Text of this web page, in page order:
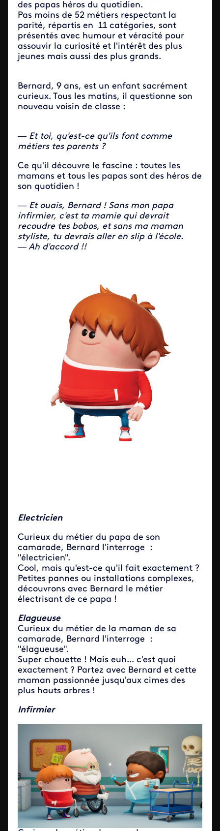
des papas héros du quotidien.
Pas moins de 52 métiers respectant la
parité, répartis en 11 catégories, sont
présentés avec humour et véracité pour
assouvir la curiosité et l'intérêt des plus
jeunes mais aussi des plus grands.
Bernard, 9 ans, est un enfant sacrément
curieux. Tous les matins, il questionne son
nouveau voisin de classe :
— Et toi, qu'est-ce qu'ils font comme
métiers tes parents ?
Ce qu'il découvre le fascine : toutes les
mamans et tous les papas sont des héros de
son quotidien !
— Et ouais, Bernard ! Sans mon papa
infirmier, c'est ta mamie qui devrait
recoudre tes bobos, et sans ma maman
styliste, tu devrais aller en slip à l'école.
— Ah d'accord !!
Electricien
Curieux du métier du papa de son
camarade, Bernard l'interroge :
"électricien".
Cool, mais qu'est-ce qu'il fait exactement ?
Petites pannes ou installations complexes,
découvrons avec Bernard le métier
électrisant de ce papa !
Elagueuse
Curieux du métier de la maman de sa
camarade, Bernard l'interroge :
"élagueuse".
Super chouette ! Mais euh... c'est quoi
exactement ? Partez avec Bernard et cette
maman passionnée jusqu'aux cimes des
plus hauts arbres !
Infirmier